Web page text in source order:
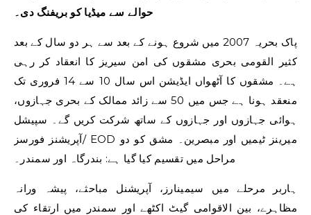
حوالے سے میڈیا کو بریفنگ دی۔
پاک بحریہ 2007 میں شروع ہونے کے بعد سے ہر دو سال کے بعد
کثیر القومی بحری مشقوں کی امن سیریز کا انعقاد کر رہی
ہے۔ مشقوں کا آٹھواں ایڈیشن اس سال 10 سے 14 فروری تک
منعقد ہونا ہے جس میں 50 سے زائد ممالک کے بحری جہازوں،
ہوائی جہازوں اور جہازوں کے ساتھ شرکت کریں گے۔ سپیشل
آپریشنز فورسز/ EOD میرینز ٹیمیں اور مبصرین۔ مشق کو دو
مراحل میں تقسیم کیا گیا ہے: بندرگاہ اور سمندر۔
ہاربر مرحلے میں سیمینارز، آپریشنل مباحثے، پیشہ ورانہ
مظاہرے، بین الاقوامی گیٹ اکٹھے اور سمندر میں ارتقاء کی